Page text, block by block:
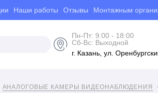
Наши работы Отзывы Монтажным
Пн-Пт: 9:00 - 18:00
Сб-Вс: Выходной
г. Казань, ул.
АНАЛОГОВЫЕ КАМЕРЫ ВИДЕОНАБЛЮДЕНИЯ